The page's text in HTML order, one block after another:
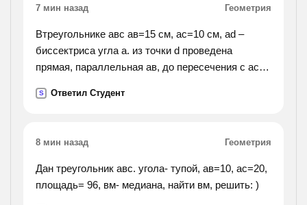
7 мин назад Геометрия
Втреугольнике aвс ав=15 см, ас=10 см, аd –
биссектриса угла a. из точки d проведена
прямая, параллельная aв, до пересечения с aс в
S Ответил Студент
8 мин назад Геометрия
Дан треугольник авс. угола- тупой, ав=10, ас=20,
площадь= 96, вм- медиана, найти вм, решить: )